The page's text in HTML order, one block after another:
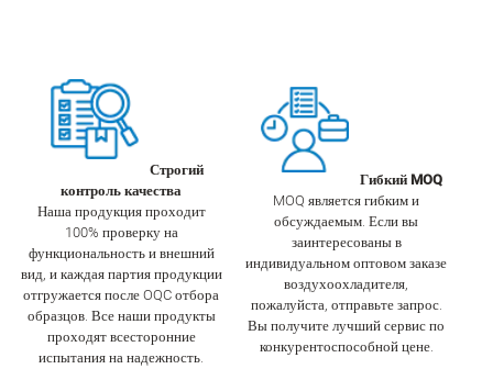
Строгий
контроль качества
Наша продукция проходит
100% проверку на
функциональность и внешний
вид, и каждая партия продукции
отгружается после OQC отбора
образцов. Все наши продукты
проходят всесторонние
испытания на надежность.
Гибкий MOQ
MOQ является гибким и
обсуждаемым. Если вы
заинтересованы в
индивидуальном оптовом заказе
воздухоохладителя,
пожалуйста, отправьте запрос.
Вы получите лучший сервис по
конкурентоспособной цене.